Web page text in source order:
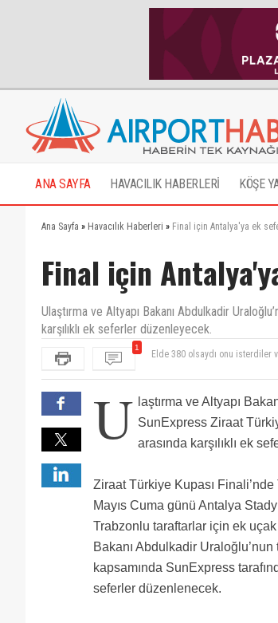
ANA SAYFA HAVACILIK HABERLERİ KÖŞE
Ana Sayfa » Havacılık Haberleri » Final için Antalya'ya ek
Final için
Ulaştırma ve Altyapı Bakanı Abdulkadir
karşılıklı ek seferler düzenleyecek.
1
Elde 380 olsaydı onu isterdiler
U laştırma ve Altyapı
SunExpress Ziraat
arasında karşılıklı ek
Ziraat Türkiye Kupası
Mayıs Cuma günü Antalya
Trabzonlu taraftarlar için ek uçak
Bakanı Abdulkadir
kapsamında SunExpress
seferler düzenlenecek.